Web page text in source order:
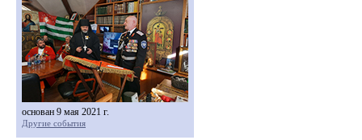
основан 9 мая 2021 г.
Другие события